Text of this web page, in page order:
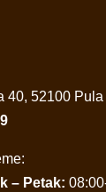
40, 52100 Pula
– Petak: